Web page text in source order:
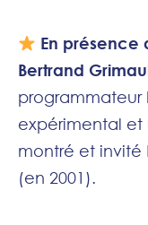
En présence
Bertrand
programmateur
expérimental et
montré et invité
(en 2001).